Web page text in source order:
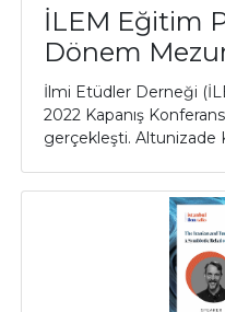
İLEM Eğitim
Dönem
İlmi Etüdler Derneği
2022 Kapanış
gerçekleşti. Altunizade